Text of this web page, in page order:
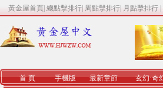
黃金屋首頁 總點擊排行 周點擊排行 月點擊排行
首 頁 手機版 最新章節 玄幻·奇